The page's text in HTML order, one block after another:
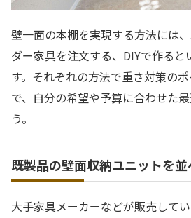
壁一面の本棚を実現する方法には
ダー家具を注文する、DIYで作ると
す。それぞれの方法で重さ対策の
で、自分の希望や予算に合わせた
う。
既製品の壁面収納ユニットを
大手家具メーカーなどが販売して